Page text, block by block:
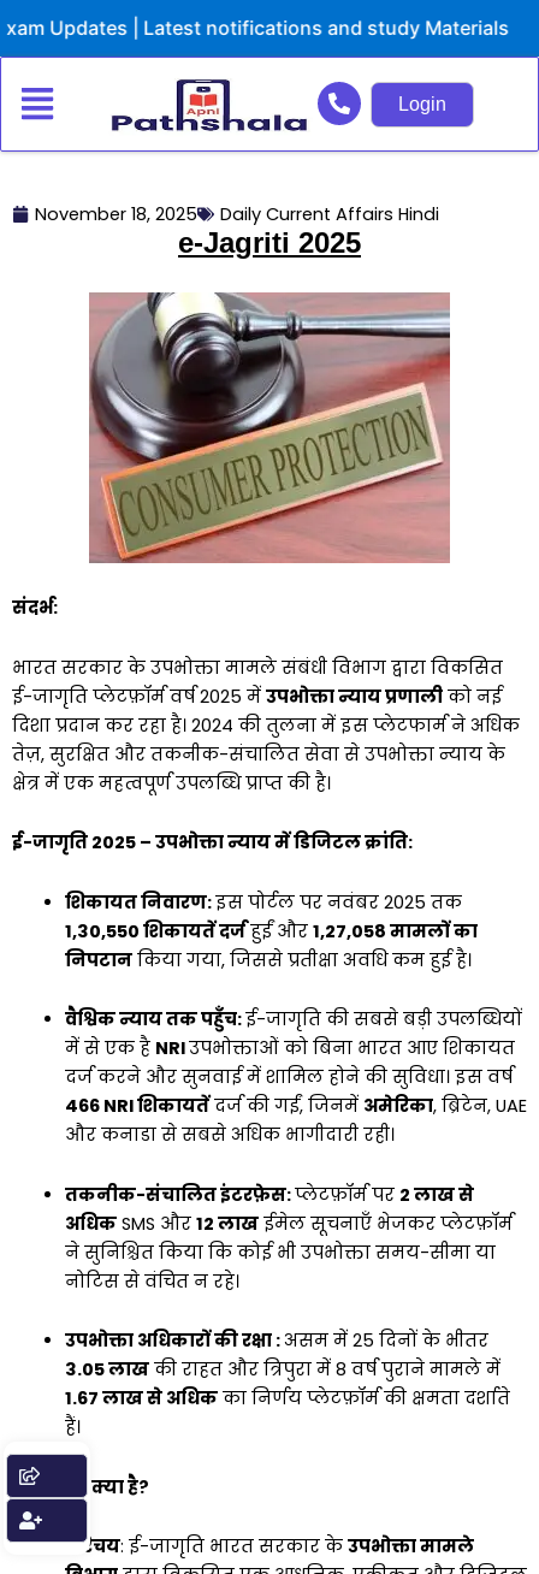
to
Updates | Latest notifications and study Materials
Login
November 18, 2025 Daily Current Affairs Hindi
e-Jagriti 2025
संदर्भ:
भारत सरकार के उपभोक्ता मामले संबंधी विभाग द्वारा विकसित
ई-जागृति प्लेटफ़ॉर्म वर्ष 2025 में उपभोक्ता न्याय प्रणाली को नई
दिशा प्रदान कर रहा है। 2024 की तुलना में इस प्लेटफार्म ने अधिक
तेज़, सुरक्षित और तकनीक-संचालित सेवा से उपभोक्ता न्याय के
क्षेत्र में एक महत्वपूर्ण उपलब्धि प्राप्त की है।
ई-जागृति 2025 – उपभोक्ता न्याय में डिजिटल क्रांति:
शिकायत निवारण:इस पोर्टल पर नवंबर 2025 तक
1,30,550 शिकायतें दर्जहुईं और 1,27,058 मामलों का
निपटानकिया गया, जिससे प्रतीक्षा अवधि कम हुई है।
वैश्विक न्याय तक पहुँच:ई-जागृति की सबसे बड़ी उपलब्धियों
में से एक है NRIउपभोक्ताओं को बिना भारत आए शिकायत
दर्ज करने और सुनवाई में शामिल होने की सुविधा। इस वर्ष
466 NRI शिकायतेंदर्ज की गईं, जिनमें अमेरिका, ब्रिटेन, UAE
और कनाडा से सबसे अधिक भागीदारी रही।
तकनीक-संचालित इंटरफ़ेस:प्लेटफ़ॉर्म पर 2 लाख से
अधिकSMS और 12 लाखईमेल सूचनाएँ भेजकर प्लेटफ़ॉर्म
ने सुनिश्चित किया कि कोई भी उपभोक्ता समय-सीमा या
नोटिस से वंचित न रहे।
उपभोक्ता अधिकारों की रक्षा :असम में 25 दिनों के भीतर
₹3.05 लाखकी राहत और त्रिपुरा में 8 वर्ष पुराने मामले में
₹1.67 लाख से अधिकका निर्णय प्लेटफ़ॉर्म की क्षमता दर्शाते
हैं।
ई-जागृति क्या है?
परिचय: ई-जागृति भारत सरकार के उपभोक्ता मामले